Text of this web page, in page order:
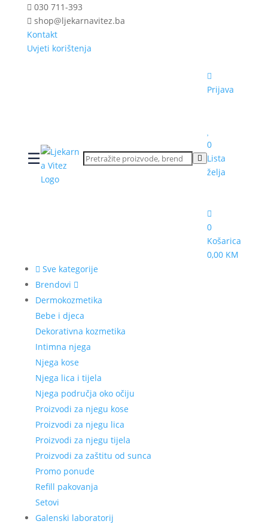
030 711-393
shop@ljekarnavitez.ba
Kontakt
Uvjeti korištenja
☰
Prijava
0
Lista
želja
0
Košarica
0,00 KM
Sve kategorije
Brendovi
Dermokozmetika
Bebe i djeca
Dekorativna kozmetika
Intimna njega
Njega kose
Njega lica i tijela
Njega područja oko očiju
Proizvodi za njegu kose
Proizvodi za njegu lica
Proizvodi za njegu tijela
Proizvodi za zaštitu od sunca
Promo ponude
Refill pakovanja
Setovi
Galenski laboratorij